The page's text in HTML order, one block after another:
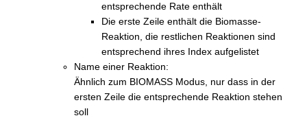
entsprechende Rate enthält
Die erste Zeile enthält die Biomasse-
Reaktion, die restlichen Reaktionen sind
entsprechend ihres Index aufgelistet
Name einer Reaktion:
Ähnlich zum BIOMASS Modus, nur dass in der
ersten Zeile die entsprechende Reaktion stehen
soll